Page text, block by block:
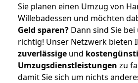
Sie planen einen Umzug von
Willebadessen und möchten
Geld sparen? Dann sind Sie
richtig! Unser Netzwerk bieten
zuverlässige und
Umzugsdienstleistungen zu
damit Sie sich um nichts